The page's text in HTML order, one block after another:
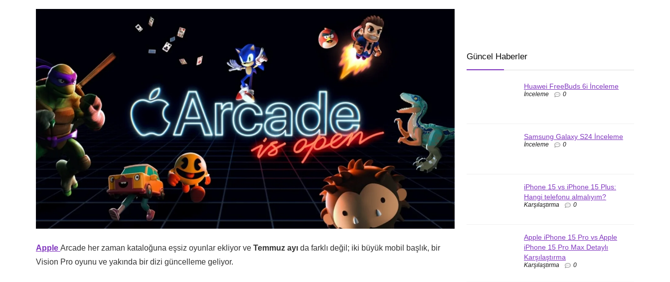
Apple Arcade her zaman kataloğuna eşsiz oyunlar ekliyor ve Temmuz ayı da farklı değil; iki büyük mobil başlık, bir
Vision Pro oyunu ve yakında bir dizi güncelleme geliyor.
Güncel Haberler
Huawei FreeBuds 6i İnceleme
İnceleme 0
Samsung Galaxy S24 İnceleme
İnceleme 0
iPhone 15 vs iPhone 15 Plus:
Hangi telefonu almalıyım?
Karşılaştırma 0
Apple iPhone 15 Pro vs Apple
iPhone 15 Pro Max Detaylı
Karşılaştırma
Karşılaştırma 0